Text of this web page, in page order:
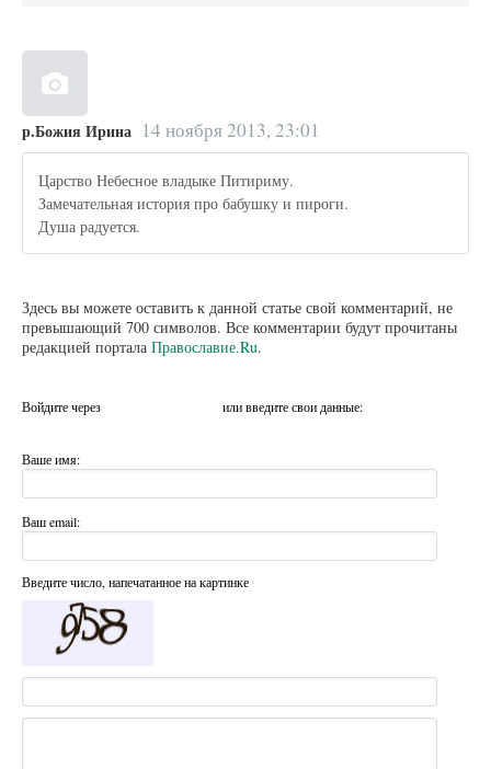
р.Божия Ирина 14 ноября 2013, 23:01
Царство Небесное владыке Питириму.
Замечательная история про бабушку и пироги.
Душа радуется.
Здесь вы можете оставить к данной статье свой комментарий, не
превышающий 700 символов. Все комментарии будут прочитаны
редакцией портала Православие.Ru.
Войдите через или введите свои данные:
Ваше имя:
Ваш email:
Введите число, напечатанное на картинке